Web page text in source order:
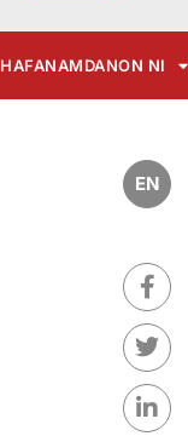
HAFANAMDANON NI
EN